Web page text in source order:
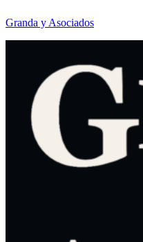
Granda y Asociados